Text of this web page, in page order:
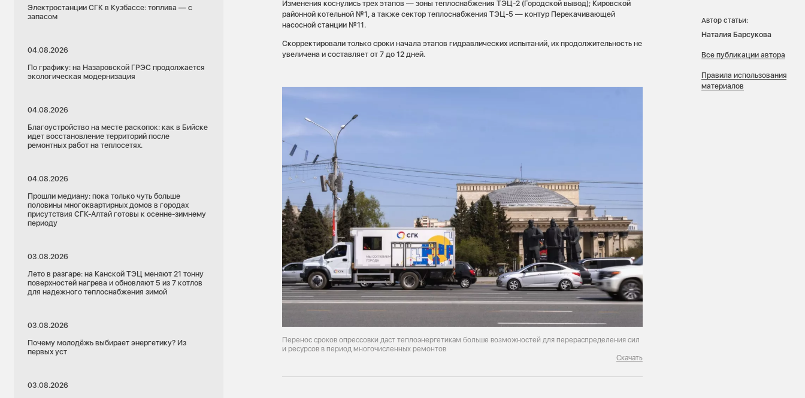
Электростанции СГК в Кузбассе: топлива — с
запасом
04.08.2026
По графику: на Назаровской ГРЭС продолжается
экологическая модернизация
04.08.2026
Благоустройство на месте раскопок: как в Бийске
идет восстановление территорий после
ремонтных работ на теплосетях.
04.08.2026
Прошли медиану: пока только чуть больше
половины многоквартирных домов в городах
присутствия СГК-Алтай готовы к осенне-зимнему
периоду
03.08.2026
Лето в разгаре: на Канской ТЭЦ меняют 21 тонну
поверхностей нагрева и обновляют 5 из 7 котлов
для надежного теплоснабжения зимой
03.08.2026
Почему молодёжь выбирает энергетику? Из
первых уст
03.08.2026
Изменения коснулись трех этапов — зоны теплоснабжения ТЭЦ-2 (Городской вывод); Кировской
районной котельной №1, а также сектор теплоснабжения ТЭЦ-5 — контур Перекачивающей
насосной станции №11.
Скорректировали только сроки начала этапов гидравлических испытаний, их продолжительность не
увеличена и составляет от 7 до 12 дней.
Перенос сроков опрессовки даст теплоэнергетикам больше возможностей для перераспределения сил
и ресурсов в период многочисленных ремонтов
Скачать
Автор статьи:
Наталия Барсукова
Все публикации автора
Правила использования
материалов